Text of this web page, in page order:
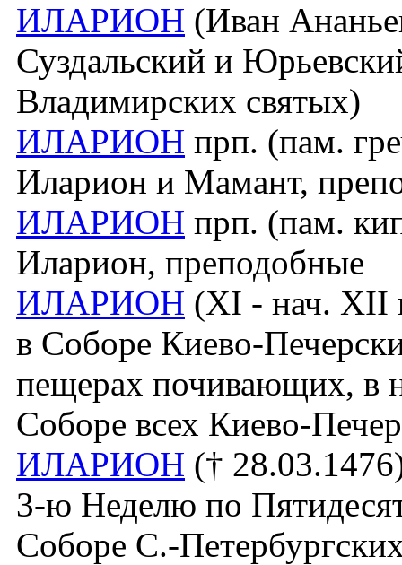
ИЛАРИОН (Иван
Суздальский и
Владимирских святых)
ИЛАРИОН прп. (пам.
Иларион и Мамант,
ИЛАРИОН прп. (пам.
Иларион, преподобные
ИЛАРИОН (XI - нач. XII
в Соборе Киево-
пещерах почивающих, в
Соборе всех Киево-
ИЛАРИОН (†
3-ю Неделю по
Соборе С.-